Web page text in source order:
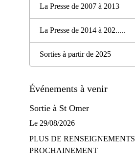
La Presse de 2007 à 2013
La Presse de 2014 à 202.....
Sorties à partir de 2025
Événements à venir
Sortie à St Omer
Le 29/08/2026
PLUS DE RENSEIGNEMENTS
PROCHAINEMENT